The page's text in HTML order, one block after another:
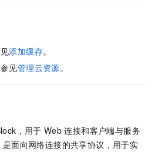
添加缓存。
见管理云资源。
，用于 Web 连接和客户端与服务
面向网络连接的共享协议，用于实